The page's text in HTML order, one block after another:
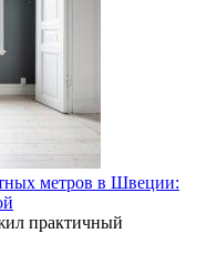
метров в Швеции:
практичный